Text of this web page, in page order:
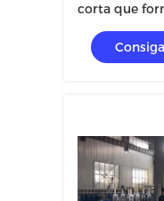
corta que
correa de la
forma la